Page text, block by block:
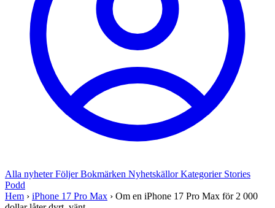
Alla nyheterFöljerBokmärken NyhetskällorKategorier Stories
Podd
Hem › iPhone 17 Pro Max › Om en iPhone 17 Pro Max för 2 000